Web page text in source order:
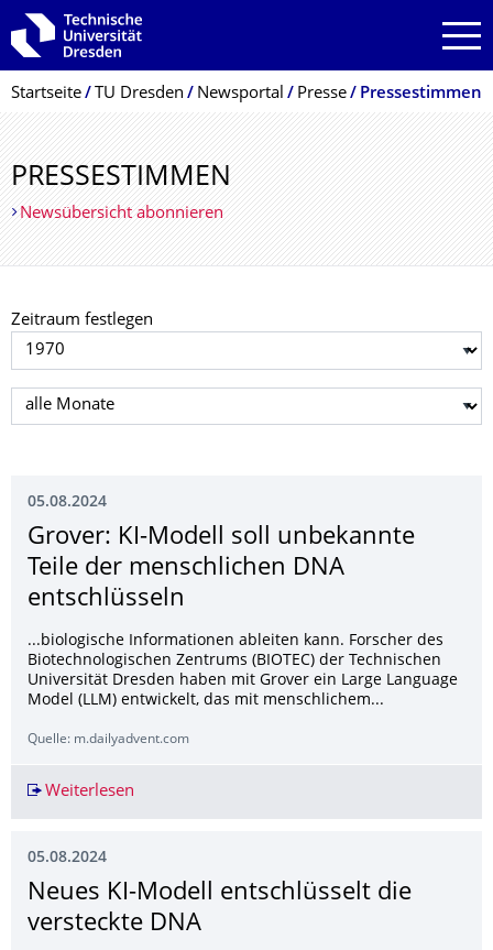
Zur Hauptnavigation springen
Zur Suche springen
Zum Inhalt springen
Breadcrumb-Menü
Startseite TU Dresden Newsportal Presse Pressestimmen
PRESSESTIMMEN
Newsübersicht abonnieren
Zeitraum festlegen
Jahr auswählen
Monat auswählen
05.08.2024
Grover: KI-Modell soll unbekannte
Teile der menschlichen DNA​
entschlüsseln
...biologische Informationen ableiten kann. Forscher des
Biotechnologischen Zentrums (BIOTEC) der Technischen
Universität Dresden haben mit Grover ein Large Language
Model (LLM) entwickelt, das mit menschlichem...
Quelle: m.dailyadvent.com
Weiterlesen
05.08.2024
Neues KI-Modell entschlüsselt die
versteckte DNA